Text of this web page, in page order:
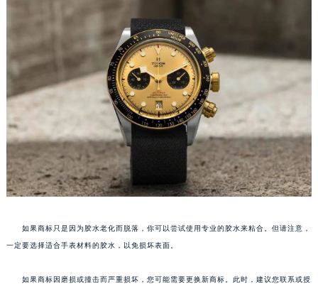
如果商标只是因为胶水老化而脱落，你可以尝试使用专业的胶水来粘合。但请注意，
一定要选择适合手表材料的胶水，以免损坏表面。
如果商标因磨损或撞击而严重损坏，您可能需要更换新商标。此时，建议您联系或授